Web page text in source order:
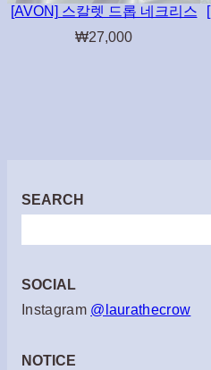
[AVON] 스칼렛 드롭 네크리스
₩27,000
SEARCH
색
SOCIAL
Instagram @laurathecrow
NOTICE